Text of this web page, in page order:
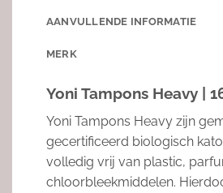
AANVULLENDE INFORMATIE
MERK
Yoni Tampons Heavy |
Yoni Tampons Heavy zijn
gecertificeerd biologisch
volledig vrij van plastic,
chloorbleekmiddelen.